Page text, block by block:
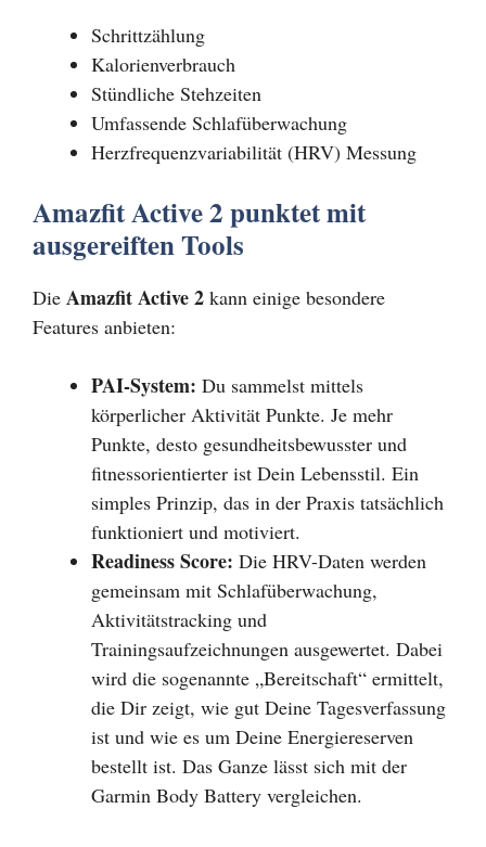
Schrittzählung
Kalorienverbrauch
Stündliche Stehzeiten
Umfassende Schlafüberwachung
Herzfrequenzvariabilität (HRV) Messung
Amazfit Active 2 punktet mit
ausgereiften Tools
Die Amazfit Active 2 kann einige besondere
Features anbieten:
PAI-System: Du sammelst mittels
körperlicher Aktivität Punkte. Je mehr
Punkte, desto gesundheitsbewusster und
fitnessorientierter ist Dein Lebensstil. Ein
simples Prinzip, das in der Praxis tatsächlich
funktioniert und motiviert.
Readiness Score: Die HRV-Daten werden
gemeinsam mit Schlafüberwachung,
Aktivitätstracking und
Trainingsaufzeichnungen ausgewertet. Dabei
wird die sogenannte „Bereitschaft“ ermittelt,
die Dir zeigt, wie gut Deine Tagesverfassung
ist und wie es um Deine Energiereserven
bestellt ist. Das Ganze lässt sich mit der
Garmin Body Battery vergleichen.